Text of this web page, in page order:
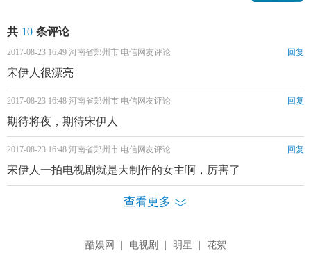
现在《普法栏目剧》节目《十字街头·无证驾驶》中，她饰演
了一名作为保送出国留学交换生候选人之一的高三学生王
珏。
2015年8月7日，与陈意涵、窦骁合作主演的穿越爱情电影
女子玉檀；同年，她还参与90后环球旅游真人秀节目《出发
吧我们》。
共 10 条评论
2017-08-23 16:49 河南省郑州市 电信网友评论 回复
宋伊人很漂亮
2017-08-23 16:48 河南省郑州市 电信网友评论 回复
期待将夜，期待宋伊人
2017-08-23 16:48 河南省郑州市 电信网友评论 回复
宋伊人一拍电视剧就是大制作的女主啊，厉害了
查看更多
酷娱网 电视剧 明星 花絮